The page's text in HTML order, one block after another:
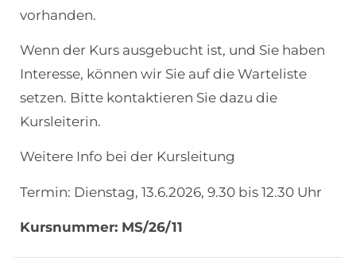
vorhanden.
Wenn der Kurs ausgebucht ist, und Sie haben
Interesse, können wir Sie auf die Warteliste
setzen. Bitte kontaktieren Sie dazu die
Kursleiterin.
Weitere Info bei der Kursleitung
Termin: Dienstag, 13.6.2026, 9.30 bis 12.30 Uhr
Kursnummer: MS/26/11